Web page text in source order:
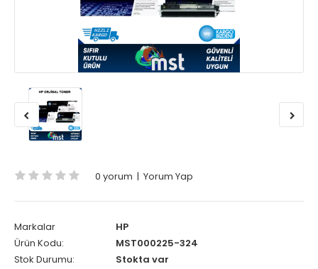
0 yorum | Yorum Yap
Markalar
HP
Ürün Kodu:
MST000225-324
Stok Durumu:
Stokta var